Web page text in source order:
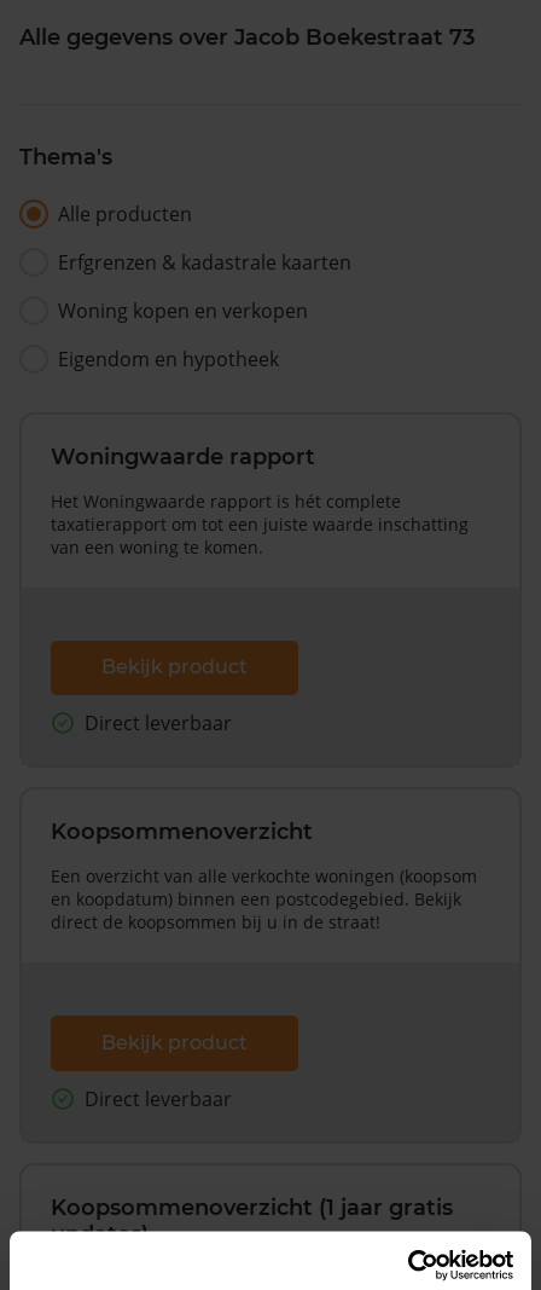
Alle gegevens over Jacob Boekestraat 73
Thema's
Alle producten
Erfgrenzen & kadastrale kaarten
Woning kopen en verkopen
Eigendom en hypotheek
Woningwaarde rapport
Het Woningwaarde rapport is hét complete
taxatierapport om tot een juiste waarde inschatting
van een woning te komen.
Bekijk product
Direct leverbaar
Koopsommenoverzicht
Een overzicht van alle verkochte woningen (koopsom
en koopdatum) binnen een postcodegebied. Bekijk
direct de koopsommen bij u in de straat!
Bekijk product
Direct leverbaar
Koopsommenoverzicht (1 jaar gratis
updates)